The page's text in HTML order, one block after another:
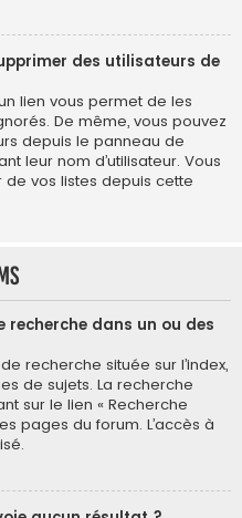
des utilisateurs de
lien vous permet de les
De même, vous pouvez
depuis le panneau de
leur nom d’utilisateur. Vous
vos listes depuis cette
dans un ou des
recherche située sur l’index,
de sujets. La recherche
sur le lien « Recherche
pages du forum. L’accès à